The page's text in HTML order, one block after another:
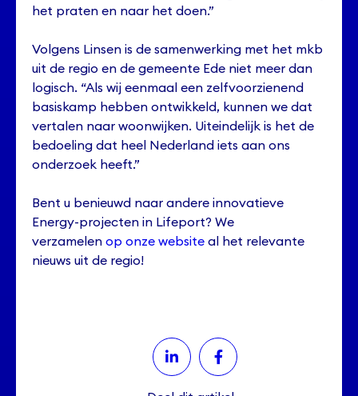
het praten en naar het doen.”
Volgens Linsen is de samenwerking met het mkb
uit de regio en de gemeente Ede niet meer dan
logisch. “Als wij eenmaal een zelfvoorzienend
basiskamp hebben ontwikkeld, kunnen we dat
vertalen naar woonwijken. Uiteindelijk is het de
bedoeling dat heel Nederland iets aan ons
onderzoek heeft.”
Bent u benieuwd naar andere innovatieve
Energy-projecten in Lifeport? We
verzamelen op onze website al het relevante
nieuws uit de regio!